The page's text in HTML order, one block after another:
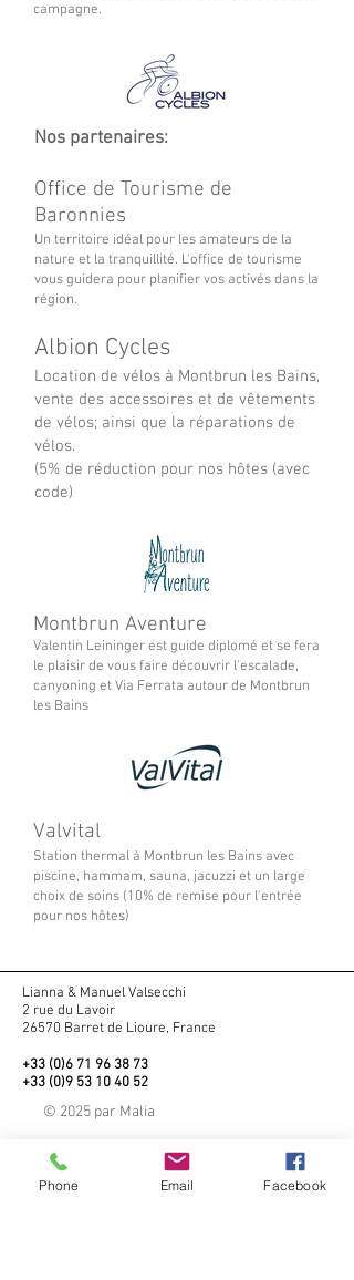
campagne.
Nos partenaires:
Office de Tourisme de
Baronnies
Un territoire idéal pour les amateurs de la
nature et la tranquillité. L'office de tourisme
vous guidera pour planifier vos activés dans la
région.
Albion Cycles
Location de vélos à Montbrun les Bains,
vente des accessoires et de vêtements
de vélos; ainsi que la réparations de
vélos.
(5% de réduction pour nos hôtes (avec
code)
Montbrun Aventure
Valentin Leininger est guide diplomé et se fera
le plaisir de vous faire découvrir l'escalade,
canyoning et Via Ferrata autour de Montbrun
les Bains
Valvital
Station thermal à Montbrun les Bains avec
piscine, hammam, sauna, jacuzzi et un large
choix de soins (10% de remise pour l'entrée
pour nos hôtes)
Lianna & Manuel Valsecchi
2 rue du Lavoir
26570 Barret de Lioure, France
+33 (0)6 71 96 38 73
+33 (0)9 53 10 40 52
© 2025 par Malia
Nous contacter
Mentions Légales
Phone Email Facebook